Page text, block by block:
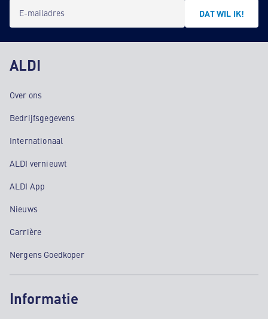
E-mailadres DAT WIL IK!
ALDI
Over ons
Bedrijfsgegevens
Internationaal
ALDI vernieuwt
ALDI App
Nieuws
Carrière
Nergens Goedkoper
Informatie